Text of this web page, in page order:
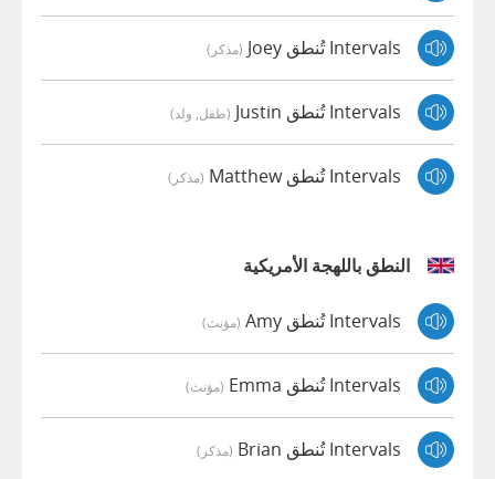
Intervals تُنطق Joey (مذكر)
Intervals تُنطق Justin (طفل, ولد)
Intervals تُنطق Matthew (مذكر)
النطق باللهجة الأمريكية
Intervals تُنطق Amy (مؤنث)
Intervals تُنطق Emma (مؤنث)
Intervals تُنطق Brian (مذكر)